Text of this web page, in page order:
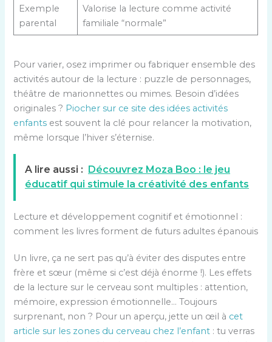
Exemple
parental
Valorise la lecture comme activité
familiale “normale”
Pour varier, osez imprimer ou fabriquer ensemble des
activités autour de la lecture : puzzle de personnages,
théâtre de marionnettes ou mimes. Besoin d’idées
originales ? Piocher sur ce site des idées activités
enfants est souvent la clé pour relancer la motivation,
même lorsque l’hiver s’éternise.
A lire aussi :
Découvrez Moza Boo : le jeu
éducatif qui stimule la créativité des enfants
Lecture et développement cognitif et émotionnel :
comment les livres forment de futurs adultes épanouis
Un livre, ça ne sert pas qu’à éviter des disputes entre
frère et sœur (même si c’est déjà énorme !). Les effets
de la lecture sur le cerveau sont multiples : attention,
mémoire, expression émotionnelle… Toujours
surprenant, non ? Pour un aperçu, jette un œil à cet
article sur les zones du cerveau chez l’enfant : tu verras